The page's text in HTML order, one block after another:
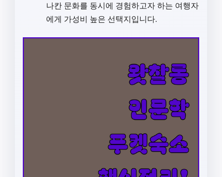
나칸 문화를 동시에 경험하고자 하는 여행자
에게 가성비 높은 선택지입니다.